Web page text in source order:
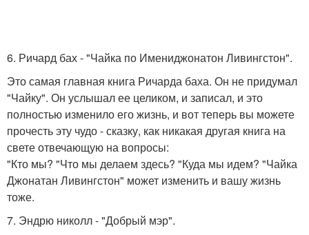
6. Ричард бах - "Чайка по Имениджонатон Ливингстон".
Это самая главная книга Ричарда баха. Он не придумал
"Чайку". Он услышал ее целиком, и записал, и это
полностью изменило его жизнь, и вот теперь вы можете
прочесть эту чудо - сказку, как никакая другая книга на
свете отвечающую на вопросы:
"Кто мы? "Что мы делаем здесь? "Куда мы идем? "Чайка
Джонатан Ливингстон" может изменить и вашу жизнь
тоже.
7. Эндрю николл - "Добрый мэр".